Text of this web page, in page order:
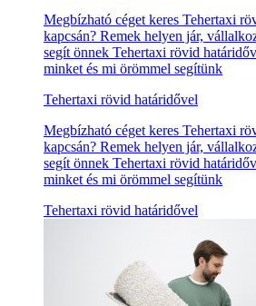
Megbízható céget keres Tehertaxi
kapcsán? Remek helyen jár,
segít önnek Tehertaxi rövid
minket és mi örömmel segítünk
Tehertaxi rövid határidővel
Megbízható céget keres Tehertaxi
kapcsán? Remek helyen jár,
segít önnek Tehertaxi rövid
minket és mi örömmel segítünk
Tehertaxi rövid határidővel